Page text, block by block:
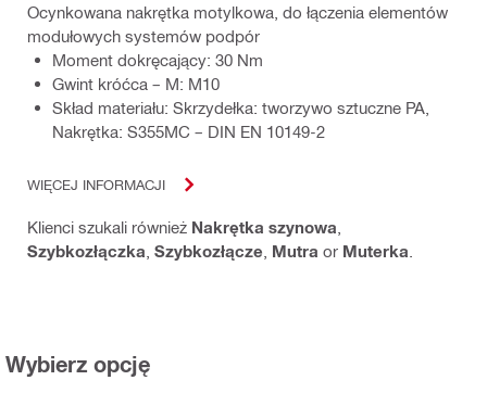
Ocynkowana nakrętka motylkowa, do łączenia elementów
modułowych systemów podpór
Moment dokręcający: 30 Nm
Gwint króćca – M: M10
Skład materiału: Skrzydełka: tworzywo sztuczne PA,
Nakrętka: S355MC – DIN EN 10149-2
WIĘCEJ INFORMACJI
Klienci szukali również Nakrętka szynowa
Szybkozłączka Szybkozłącze Mutra or Muterka
Wybierz opcję